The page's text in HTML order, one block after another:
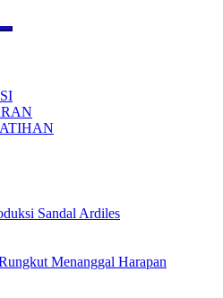
Sandal Ardiles
Menanggal Harapan